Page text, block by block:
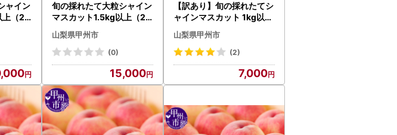
ャイン
上（2
（HO
スカッ
旬の採れたて大粒シャイン
マスカット1.5kg以上（2
～3房）【2027年発送】
（HO）B13-150 シャイン
マスカット フルーツ
山梨県甲州市
(0)
15,000
【訳あり】旬の採れたてシ
ャインマスカット 1kg以上
2～3房【2026年発送】（
HO）A05-1410 シャイン
マスカット フルーツ
山梨県甲州市
(2)
7,000